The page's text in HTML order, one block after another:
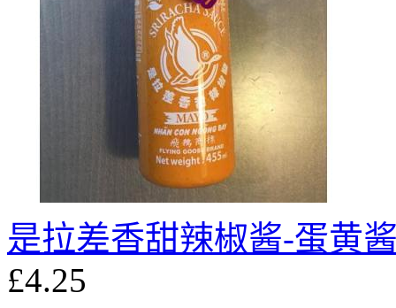
是拉差香甜辣椒酱-蛋黄
£4.25